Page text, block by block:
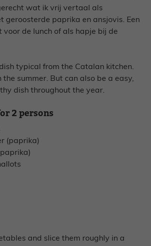
wat ik vrij vertaal als
geroosterde paprika en ansjovis. Een
de lunch of als hapje bij de
typical from the Catalan kitchen.
the summer. But can also be a easy,
dish throughout the year.
2 persons
(paprika)
and slice them roughly in a